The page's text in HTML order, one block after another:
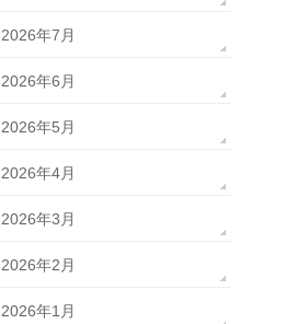
2026年7月
2026年6月
2026年5月
2026年4月
2026年3月
2026年2月
2026年1月